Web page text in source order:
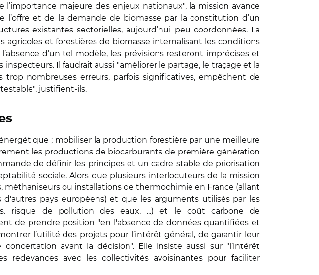
majeure des enjeux nationaux", la mission avance
l’offre et de la demande de biomasse par la constitution d’un
existantes sectorielles, aujourd’hui peu coordonnées. La
et forestières de biomasse internalisant les conditions
d’un tel modèle, les prévisions resteront imprécises et
Il faudrait aussi "améliorer le partage, le traçage et la
nombreuses erreurs, parfois significatives, empêchent de
justifient-ils.
; mobiliser la production forestière par une meilleure
les productions de biocarburants de première génération
de définir les principes et un cadre stable de priorisation
sociale. Alors que plusieurs interlocuteurs de la mission
ou installations de thermochimie en France (allant
pays européens) et que les arguments utilisés par les
risque de pollution des eaux, ...) et le coût carbone de
de prendre position "en l'absence de données quantifiées et
l’utilité des projets pour l’intérêt général, de garantir leur
avant la décision". Elle insiste aussi sur "l’intérêt
redevances avec les collectivités avoisinantes pour faciliter